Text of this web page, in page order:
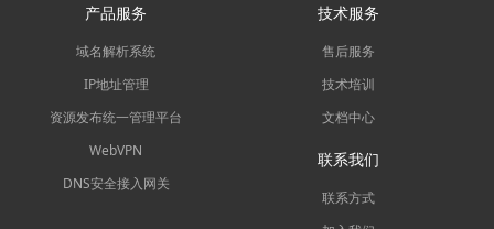
产品服务
域名解析系统
IP地址管理
资源发布统一管理平台
WebVPN
DNS安全接入网关
技术服务
售后服务
技术培训
文档中心
联系我们
联系方式